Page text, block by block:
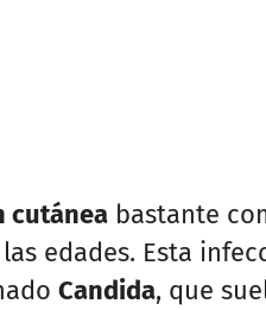
cutánea bastante
edades. Esta
Candida, que